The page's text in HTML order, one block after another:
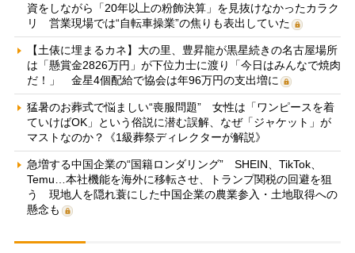
資をしながら「20年以上の粉飾決算」を見抜けなかったカラク
リ 営業現場では“自転車操業”の焦りも表出していた
【土俵に埋まるカネ】大の里、豊昇龍が黒星続きの名古屋場所
は「懸賞金2826万円」が下位力士に渡り「今日はみんなで焼肉
だ！」 金星4個配給で協会は年96万円の支出増に
猛暑のお葬式で悩ましい“喪服問題” 女性は「ワンピースを着
ていけばOK」という俗説に潜む誤解、なぜ「ジャケット」が
マストなのか？《1級葬祭ディレクターが解説》
急増する中国企業の“国籍ロンダリング” SHEIN、TikTok、
Temu…本社機能を海外に移転させ、トランプ関税の回避を狙
う 現地人を隠れ蓑にした中国企業の農業参入・土地取得への
懸念も